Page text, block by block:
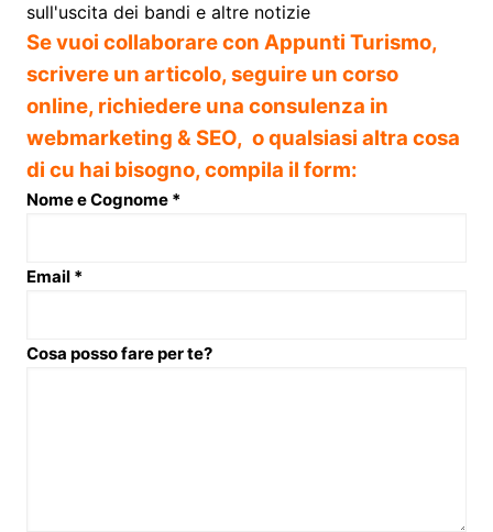
sull'uscita dei bandi e altre notizie
Se vuoi collaborare con Appunti Turismo,
scrivere un articolo, seguire un corso
online, richiedere una consulenza in
webmarketing & SEO, o qualsiasi altra cosa
di cu hai bisogno, compila il form:
Nome e Cognome *
Email *
Cosa posso fare per te?